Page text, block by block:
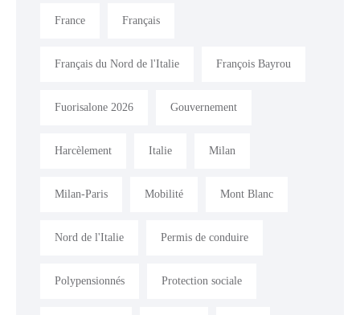
France Français
Français du Nord de l'Italie François Bayrou
Fuorisalone 2026 Gouvernement
Harcèlement Italie Milan
Milan-Paris Mobilité Mont Blanc
Nord de l'Italie Permis de conduire
Polypensionnés Protection sociale